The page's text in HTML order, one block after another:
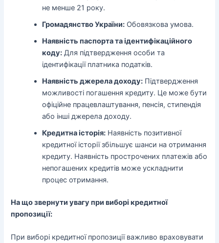
не менше 21 року.
Громадянство України: Обовязкова умова.
Наявність паспорта та ідентифікаційного
коду: Для підтвердження особи та
ідентифікації платника податків.
Наявність джерела доходу: Підтвердження
можливості погашення кредиту. Це може бути
офіційне працевлаштування, пенсія, стипендія
або інші джерела доходу.
Кредитна історія: Наявність позитивної
кредитної історії збільшує шанси на отримання
кредиту. Наявність прострочених платежів або
непогашених кредитів може ускладнити
процес отримання.
На що звернути увагу при виборі кредитної
пропозиції:
При виборі кредитної пропозиції важливо враховувати